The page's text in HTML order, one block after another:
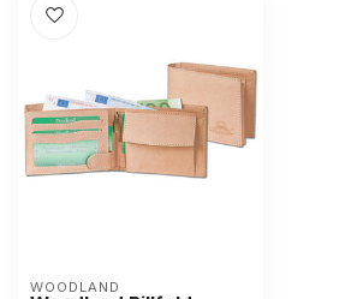
WOODLAND